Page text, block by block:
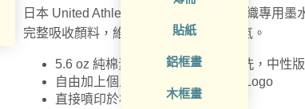
貼紙
鋁框畫
木框畫
日本 United Athle 素T + EPSON 原廠紡織專用墨
完整吸收顏料，維持純棉纖維觸感與透氣。
5.6 oz 純棉素T，厚度適中舒適耐洗，中性
自由加上個人設計 - 照片、文字、Logo
直接噴印於棉T，絕佳觸感與透氣